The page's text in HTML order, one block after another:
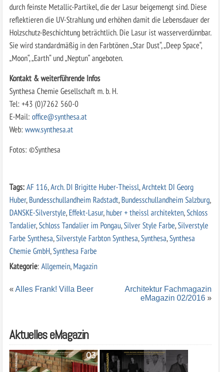
durch feinste Metallic-Partikel, die der Lasur beigemengt sind. Diese
reflektieren die UV-Strahlung und erhöhen damit die Lebensdauer der
Holzschutz-Beschichtung beträchtlich. Die Lasur ist wasserverdünnbar.
Sie wird standardmäßig in den Farbtönen „Star Dust“, „Deep Space“,
„Moon“, „Earth“ und „Neptun“ angeboten.
Kontakt & weiterführende Infos
Synthesa Chemie Gesellschaft m. b. H.
Tel: +43 (0)7262 560-0
E-Mail: office@synthesa.at
Web: www.synthesa.at
Fotos: ©Synthesa
Tags:AF 116,Arch. DI Brigitte Huber-Theissl,Archtekt DI Georg
Huber,Bundesschullandheim Radstadt,Bundesschullandheim Salzburg,
DANSKE-Silverstyle,Effekt-Lasur,huber + theissl architekten,Schloss
Tandalier,Schloss Tandalier im Pongau,Silver Style Farbe,Silverstyle
Farbe Synthesa,Silverstyle Farbton Synthesa,Synthesa,Synthesa
Chemie GmbH,Synthesa Farbe
Kategorie: Allgemein,Magazin
« Alles Frank! Villa Beer
Architektur Fachmagazin
eMagazin 02/2016 »
Aktuelles eMagazin